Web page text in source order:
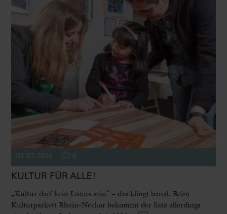
01.07.2026 0
KULTUR FÜR ALLE!
„Kultur darf kein Luxus sein“ – das klingt banal. Beim
Kulturparkett Rhein-Neckar bekommt der Satz allerdings